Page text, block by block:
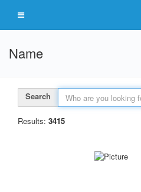
Name
Search
Results: 3415